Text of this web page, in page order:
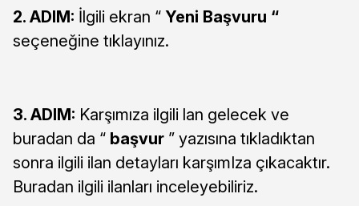
2. ADIM: İlgili ekran “ Yeni Başvuru “
seçeneğine tıklayınız.
3. ADIM: Karşımıza ilgili lan gelecek ve
buradan da “ başvur ” yazısına tıkladıktan
sonra ilgili ilan detayları karşımIza çıkacaktır.
Buradan ilgili ilanları inceleyebiliriz.